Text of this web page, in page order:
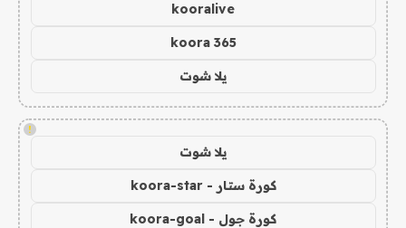
kooralive
koora 365
يلا شوت
!
يلا شوت
كورة ستار - koora-star
كورة جول - koora-goal